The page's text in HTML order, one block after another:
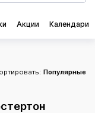
Акции Календари
Популярные